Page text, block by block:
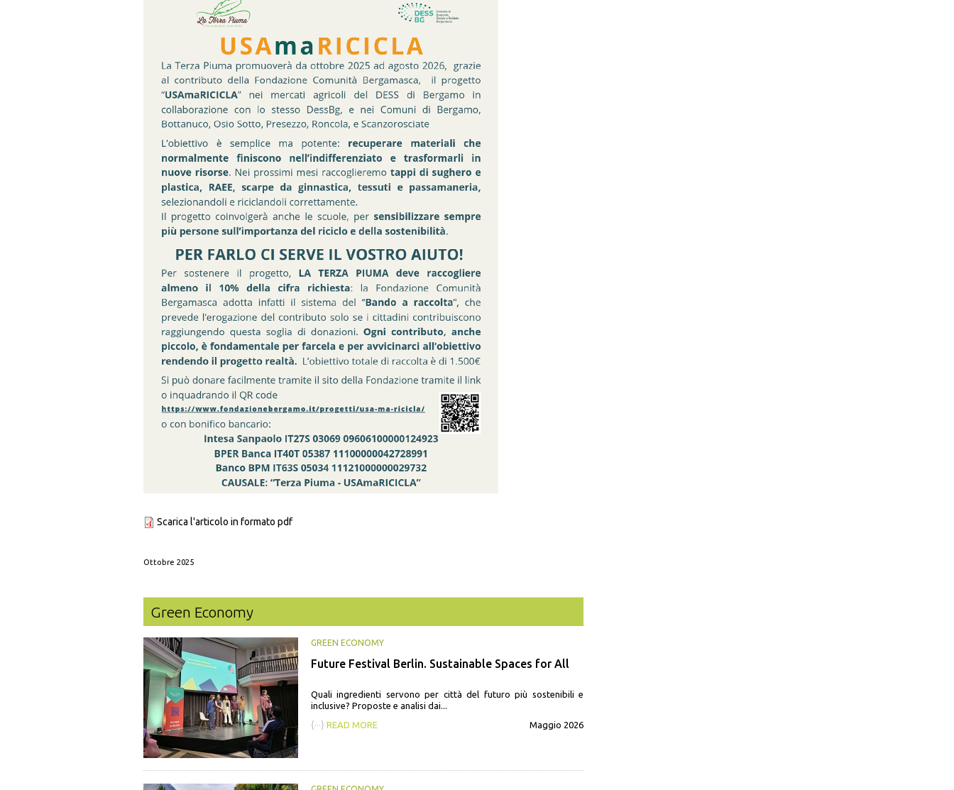
Scarica l'articolo in formato pdf
Ottobre 2025
Green Economy
GREEN ECONOMY
Future Festival Berlin. Sustainable Spaces for All
Quali ingredienti servono per città del futuro più sostenibili e
inclusive? Proposte e analisi dai...
{···} READ MORE Maggio 2026